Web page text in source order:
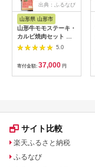
出典：ふるなび
山形県 山形市
山形牛モモステーキ・
カルビ焼肉セット Ａ
コース FY18-341
5.0
寄付金額: 37,000 円
サイト比較
楽天ふるさと納税
ふるなび